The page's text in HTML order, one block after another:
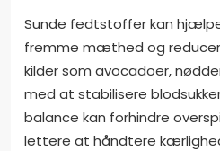
Sunde fedtstoffer kan
fremme mæthed og
kilder som avocadoer,
med at stabilisere
balance kan forhindre
lettere at håndtere